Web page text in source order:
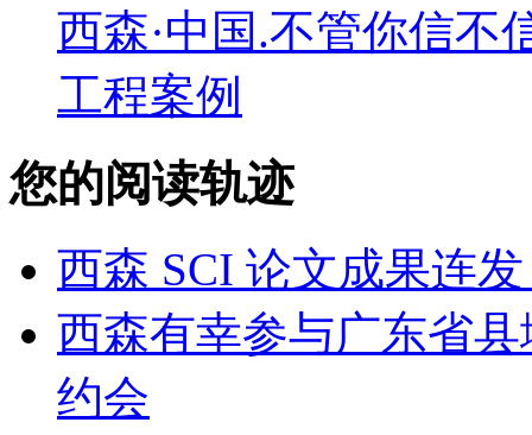
西森·中国.不管你信不
工程案例
您的阅读轨迹
西森 SCI 论文成果连
西森有幸参与广东省
约会